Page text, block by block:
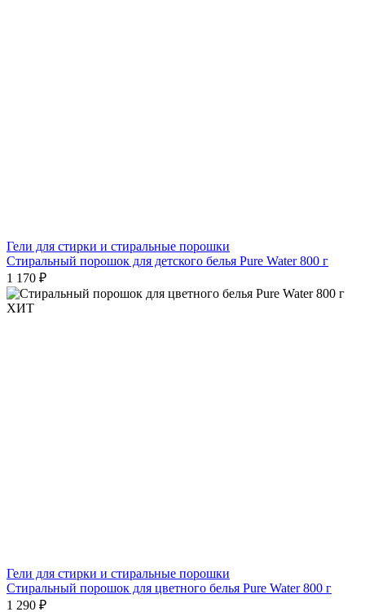
Гели для стирки и стиральные порошки
Стиральный порошок для детского белья Pure Water 800 г
1 170 ₽
ХИТ
Гели для стирки и стиральные порошки
Стиральный порошок для цветного белья Pure Water 800 г
1 290 ₽